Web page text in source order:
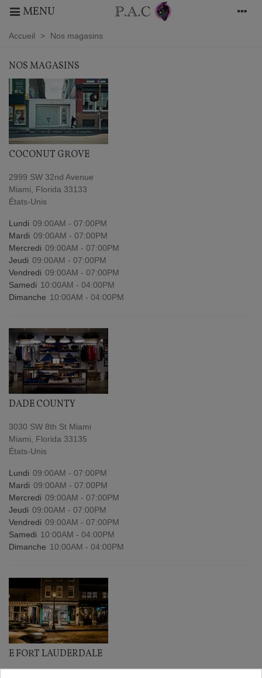
MENU
Accueil > Nos magasins
NOS MAGASINS
COCONUT GROVE
2999 SW 32nd Avenue
Miami, Florida 33133
États-Unis
Lundi 09:00AM - 07:00PM
Mardi 09:00AM - 07:00PM
Mercredi 09:00AM - 07:00PM
Jeudi 09:00AM - 07:00PM
Vendredi 09:00AM - 07:00PM
Samedi 10:00AM - 04:00PM
Dimanche 10:00AM - 04:00PM
DADE COUNTY
3030 SW 8th St Miami
Miami, Florida 33135
États-Unis
Lundi 09:00AM - 07:00PM
Mardi 09:00AM - 07:00PM
Mercredi 09:00AM - 07:00PM
Jeudi 09:00AM - 07:00PM
Vendredi 09:00AM - 07:00PM
Samedi 10:00AM - 04:00PM
Dimanche 10:00AM - 04:00PM
E FORT LAUDERDALE